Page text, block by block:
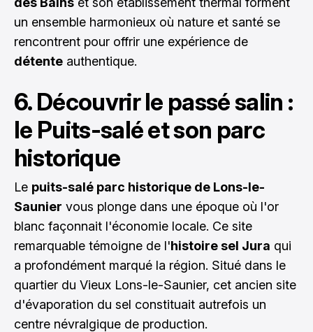
un ensemble harmonieux où nature et santé se
rencontrent pour offrir une expérience de
détente authentique.
6. Découvrir le passé salin :
le Puits-salé et son parc
historique
Le puits-salé parc historique de Lons-le-
Saunier vous plonge dans une époque où l'or
blanc façonnait l'économie locale. Ce site
remarquable témoigne de l'histoire sel Jura qui
a profondément marqué la région. Situé dans le
quartier du Vieux Lons-le-Saunier, cet ancien site
d'évaporation du sel constituait autrefois un
centre névralgique de production.